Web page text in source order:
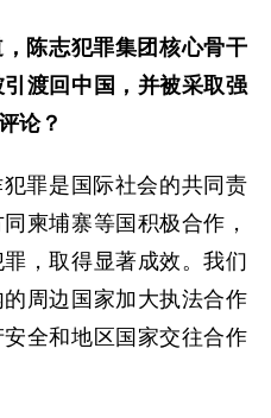
陈志犯罪集团核心骨干
渡回中国，并被采取强
论？
罪是国际社会的共同责
柬埔寨等国积极合作，
，取得显著成效。我们
周边国家加大执法合作
全和地区国家交往合作